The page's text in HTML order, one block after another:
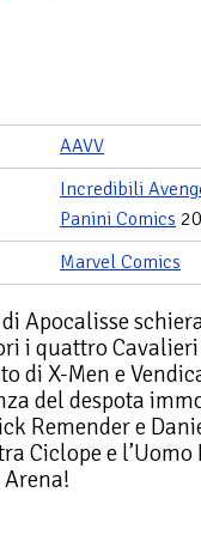
AAVV
Incredibili
Panini Comics
Marvel Comics
Apocalisse
i quattro
di X-Men e
del despota
Remender e
Ciclope e